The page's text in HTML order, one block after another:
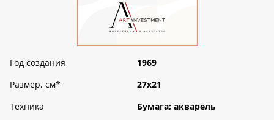
Год создания
1969
Размер, см*
27х21
Техника
Бумага; акварель